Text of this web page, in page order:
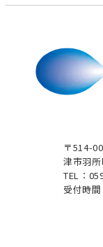
〒514-
津市羽
TEL：
受付時間